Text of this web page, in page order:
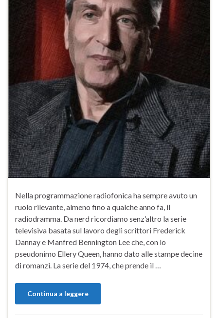
Nella programmazione radiofonica ha sempre avuto un
ruolo rilevante, almeno fino a qualche anno fa, il
radiodramma. Da nerd ricordiamo senz’altro la serie
televisiva basata sul lavoro degli scrittori Frederick
Dannay e Manfred Bennington Lee che, con lo
pseudonimo Ellery Queen, hanno dato alle stampe decine
di romanzi. La serie del 1974, che prende il …
Continua a leggere